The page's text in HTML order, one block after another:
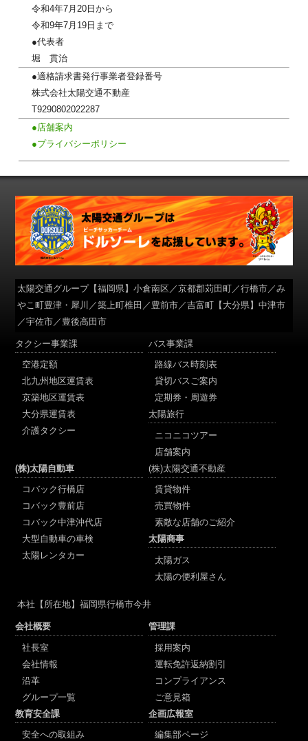
令和4年7月20日から
令和9年7月19日まで
●代表者
堀 貫治
●適格請求書発行事業者登録番号
株式会社太陽交通不動産
T9290802022287
●店舗案内
●プライバシーポリシー
太陽交通グループ【福岡県】小倉南区／京都郡苅田町／行橋市／み
やこ町豊津・犀川／築上町椎田／豊前市／吉富町【大分県】中津市
／宇佐市／豊後高田市
タクシー事業課
空港定額
北九州地区運賃表
京築地区運賃表
大分県運賃表
介護タクシー
バス事業課
路線バス時刻表
貸切バスご案内
定期券・周遊券
太陽旅行
ニコニコツアー
店舗案内
(株)太陽自動車
コバック行橋店
コバック豊前店
コバック中津沖代店
大型自動車の車検
太陽レンタカー
(株)太陽交通不動産
賃貸物件
売買物件
素敵な店舗のご紹介
太陽商事
太陽ガス
太陽の便利屋さん
本社 【所在地】福岡県行橋市今井
会社概要
社長室
会社情報
沿革
グループ一覧
管理課
採用案内
運転免許返納割引
コンプライアンス
ご意見箱
教育安全課
安全への取組み
企画広報室
編集部ページ